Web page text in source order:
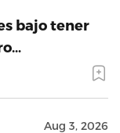
bajo tener
Aug 3, 2026